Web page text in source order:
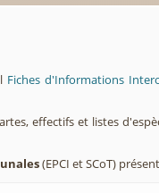
Fiches d'Informations
effectifs et listes
(EPCI et SCoT)